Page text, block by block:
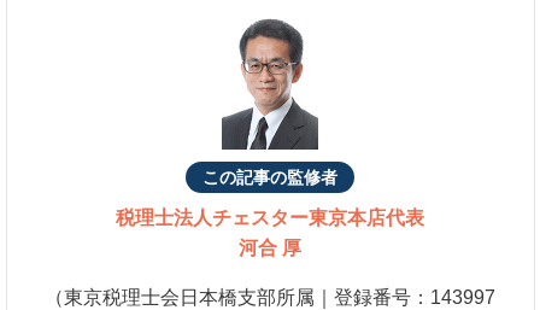
この記事の監修者
税理士法人チェスター東京本店代表
河合 厚
（東京税理士会日本橋支部所属｜登録番号：143997